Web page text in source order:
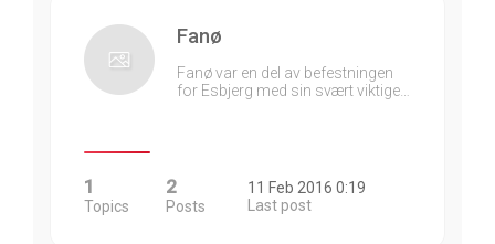
Fanø
Fanø var en del av befestningen
for Esbjerg med sin svært viktige…
1
Topics
2
Posts
11 Feb 2016 0:19
Last post